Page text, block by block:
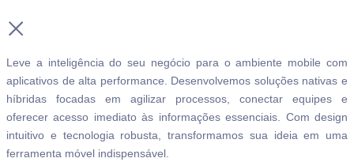
Leve a inteligência do seu negócio para o ambiente mobile com
aplicativos de alta performance. Desenvolvemos soluções nativas e
híbridas focadas em agilizar processos, conectar equipes e
oferecer acesso imediato às informações essenciais. Com design
intuitivo e tecnologia robusta, transformamos sua ideia em uma
ferramenta móvel indispensável.